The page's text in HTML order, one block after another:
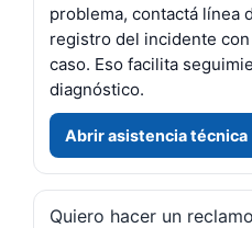
problema, contactá línea
registro del incidente
caso. Eso facilita
diagnóstico.
Abrir asistencia técnica
Quiero hacer un